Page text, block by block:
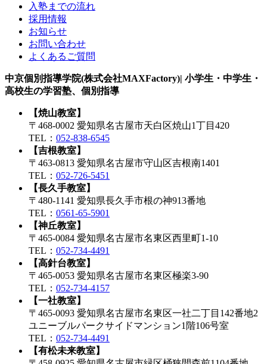
入塾までの流れ
採用情報
お知らせ
お問い合わせ
よくあるご質問
中京個別指導学院(株式会社MAXFactory)| 小学生・中学生・
高校生の学習塾、個別指導
【焼山教室】
〒468-0002 愛知県名古屋市天白区焼山1丁目420
TEL： 052-838-6545
【吉根教室】
〒463-0813 愛知県名古屋市守山区吉根南1401
TEL： 052-726-5451
【長久手教室】
〒480-1141 愛知県長久手市根の神913番地
TEL： 0561-65-5901
【神丘教室】
〒465-0084 愛知県名古屋市名東区西里町1-10
TEL： 052-734-4491
【高針台教室】
〒465-0053 愛知県名古屋市名東区極楽3-90
TEL： 052-734-4157
【一社教室】
〒465-0093 愛知県名古屋市名東区一社二丁目142番地2
ユニーブルパークサイドマンション1階106号室
TEL： 052-734-4491
【有松未来教室】